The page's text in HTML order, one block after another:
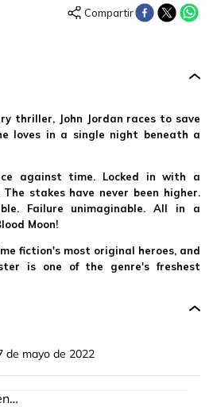
thriller, John Jordan races to save
loves in a single night beneath a
against time. Locked in with a
stakes have never been higher.
Failure unimaginable. All in a
Moon!
fiction's most original heroes, and
is one of the genre's freshest
de mayo de 2022